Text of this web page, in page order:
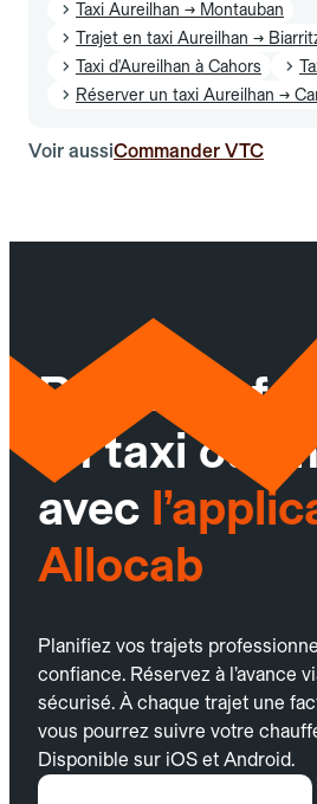
Taxi Aureilhan → Montauban
Trajet en taxi Aureilhan →
Taxi d'Aureilhan à Cahors
Réserver un taxi Aureilhan →
Voir aussiCommander VTC
Réservez
un taxi ou
avec
Allocab
Planifiez vos trajets
confiance. Réservez à l’avance
sécurisé. À chaque trajet une
vous pourrez suivre votre
Disponible sur iOS et Android.